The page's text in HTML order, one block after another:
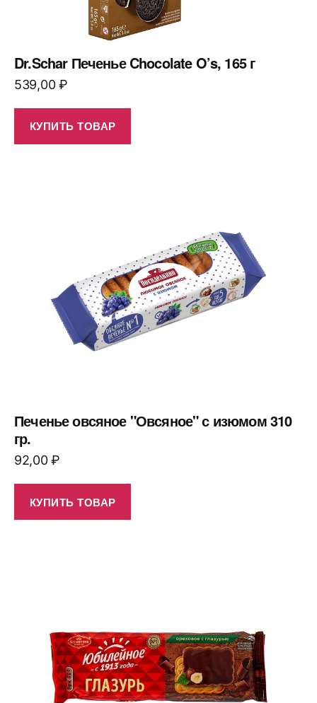
Dr.Schar Печенье Chocolate O’s, 165 г
539,00₽
КУПИТЬ ТОВАР
Печенье овсяное "Овсяное" с изюмом 310
гр.
92,00₽
КУПИТЬ ТОВАР